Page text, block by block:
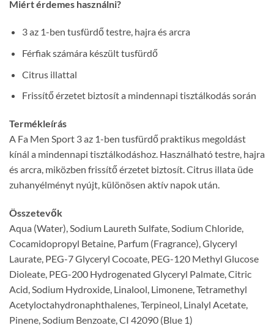
Miért érdemes használni?
3 az 1-ben tusfürdő testre, hajra és arcra
Férfiak számára készült tusfürdő
Citrus illattal
Frissítő érzetet biztosít a mindennapi tisztálkodás során
Termékleírás
A Fa Men Sport 3 az 1-ben tusfürdő praktikus megoldást
kínál a mindennapi tisztálkodáshoz. Használható testre, hajra
és arcra, miközben frissítő érzetet biztosít. Citrus illata üde
zuhanyélményt nyújt, különösen aktív napok után.
Összetevők
Aqua (Water), Sodium Laureth Sulfate, Sodium Chloride,
Cocamidopropyl Betaine, Parfum (Fragrance), Glyceryl
Laurate, PEG-7 Glyceryl Cocoate, PEG-120 Methyl Glucose
Dioleate, PEG-200 Hydrogenated Glyceryl Palmate, Citric
Acid, Sodium Hydroxide, Linalool, Limonene, Tetramethyl
Acetyloctahydronaphthalenes, Terpineol, Linalyl Acetate,
Pinene, Sodium Benzoate, CI 42090 (Blue 1)